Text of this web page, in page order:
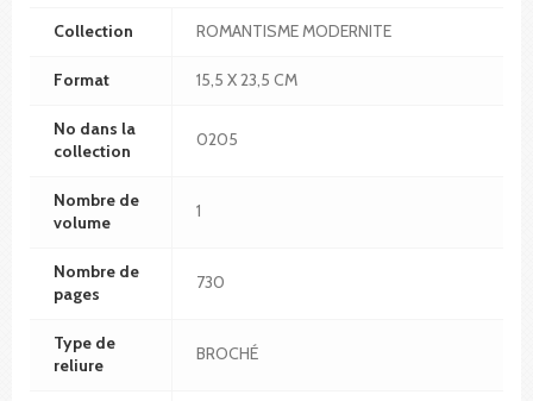
Collection ROMANTISME MODERNITE
Format 15,5 X 23,5 CM
No dans la
collection
0205
Nombre de
volume
1
Nombre de
pages
730
Type de
reliure
BROCHÉ